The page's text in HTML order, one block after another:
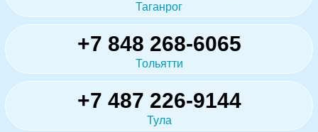
Таганрог
+7 848 268-6065
Тольятти
+7 487 226-9144
Тула